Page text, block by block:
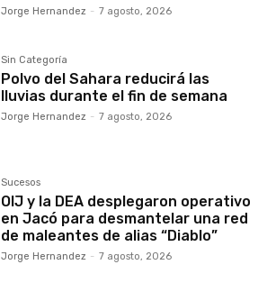
Jorge Hernandez - 7 agosto, 2026
Sin Categoría
Polvo del Sahara reducirá las
lluvias durante el fin de semana
Jorge Hernandez - 7 agosto, 2026
Sucesos
OIJ y la DEA desplegaron operativo
en Jacó para desmantelar una red
de maleantes de alias “Diablo”
Jorge Hernandez - 7 agosto, 2026